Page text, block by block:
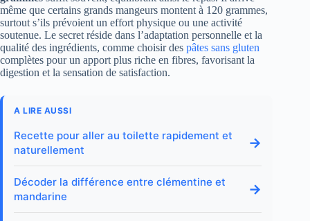
même que certains grands mangeurs montent à 120 grammes,
surtout s’ils prévoient un effort physique ou une activité
soutenue. Le secret réside dans l’adaptation personnelle et la
qualité des ingrédients, comme choisir des pâtes sans gluten
complètes pour un apport plus riche en fibres, favorisant la
digestion et la sensation de satisfaction.
A LIRE AUSSI
Recette pour aller au toilette rapidement et
naturellement
→
Décoder la différence entre clémentine et
mandarine
→